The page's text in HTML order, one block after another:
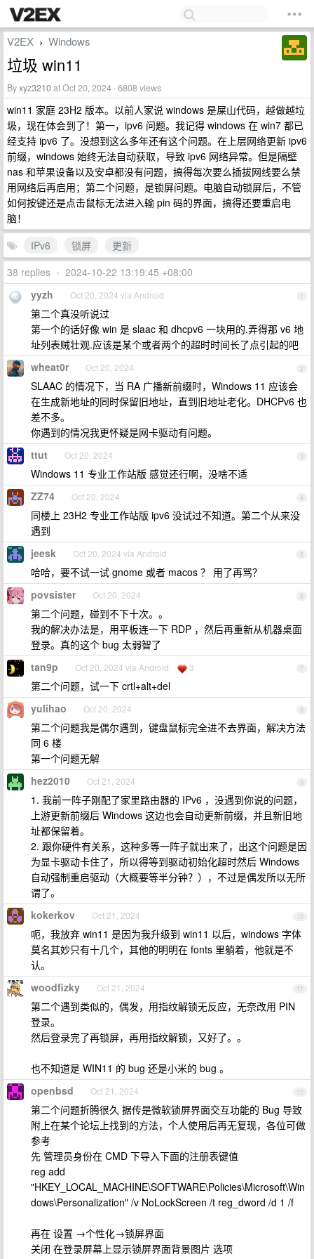
V2EX › Windows
垃圾 win11
Byxyz3210at Oct 20, 2024 · 6808 views
win11 家庭 23H2 版本。以前人家说 windows 是屎山代码，越做越垃
圾，现在体会到了！第一，ipv6 问题。我记得 windows 在 win7 都已
经支持 ipv6 了。没想到这么多年还有这个问题。在上层网络更新 ipv6
前缀，windows 始终无法自动获取，导致 ipv6 网络异常。但是隔壁
nas 和苹果设备以及安卓都没有问题，搞得每次要么插拔网线要么禁
用网络后再启用；第二个问题，是锁屏问题。电脑自动锁屏后，不管
如何按键还是点击鼠标无法进入输 pin 码的界面，搞得还要重启电
脑！
IPv6
锁屏
更新
38 replies • 2024-10-22 13:19:45 +08:00
1
yyzh Oct 20, 2024 via Android
第二个真没听说过
第一个的话好像 win 是 slaac 和 dhcpv6 一块用的.弄得那 v6 地
址列表贼壮观.应该是某个或者两个的超时时间长了点引起的吧
2
wheat0r Oct 20, 2024
SLAAC 的情况下，当 RA 广播新前缀时，Windows 11 应该会
在生成新地址的同时保留旧地址，直到旧地址老化。DHCPv6 也
差不多。
你遇到的情况我更怀疑是网卡驱动有问题。
3
ttut Oct 20, 2024
Windows 11 专业工作站版 感觉还行啊，没啥不适
4
ZZ74 Oct 20, 2024
同楼上 23H2 专业工作站版 ipv6 没试过不知道。第二个从来没
遇到
5
jeesk Oct 20, 2024 via Android
哈哈，要不试一试 gnome 或者 macos ？ 用了再骂？
6
povsister Oct 20, 2024
第二个问题，碰到不下十次。。
我的解决办法是，用平板连一下 RDP ，然后再重新从机器桌面
登录。真的这个 bug 太弱智了
7
tan9p Oct 20, 2024 via Android 3
第二个问题，试一下 crtl+alt+del
8
yulihao Oct 20, 2024
第二个问题我是偶尔遇到，键盘鼠标完全进不去界面，解决方法
同 6 楼
第一个问题无解
9
hez2010 Oct 21, 2024
1. 我前一阵子刚配了家里路由器的 IPv6 ，没遇到你说的问题，
上游更新前缀后 Windows 这边也会自动更新前缀，并且新旧地
址都保留着。
2. 跟你硬件有关系，这种多等一阵子就出来了，出这个问题是因
为显卡驱动卡住了，所以得等到驱动初始化超时然后 Windows
自动强制重启驱动（大概要等半分钟？），不过是偶发所以无所
谓了。
10
kokerkov Oct 21, 2024
呃，我放弃 win11 是因为我升级到 win11 以后，windows 字体
莫名其妙只有十几个，其他的明明在 fonts 里躺着，他就是不
认。
11
woodfizky Oct 21, 2024
第二个遇到类似的，偶发，用指纹解锁无反应，无奈改用 PIN
登录。
然后登录完了再锁屏，再用指纹解锁，又好了。。
也不知道是 WIN11 的 bug 还是小米的 bug 。
12
openbsd Oct 21, 2024
第二个问题折腾很久 据传是微软锁屏界面交互功能的 Bug 导致
附上在某个论坛上找到的方法，个人使用后再无复现，各位可做
参考
先 管理员身份在 CMD 下导入下面的注册表键值
reg add
"HKEY_LOCAL_MACHINE\SOFTWARE\Policies\Microsoft\Win
dows\Personalization" /v NoLockScreen /t reg_dword /d 1 /f
再在 设置 →个性化→锁屏界面
关闭 在登录屏幕上显示锁屏界面背景图片 选项